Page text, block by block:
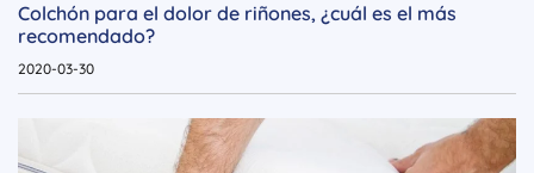
Colchón para el dolor de riñones, ¿cuál es el más
recomendado?
2020-03-30